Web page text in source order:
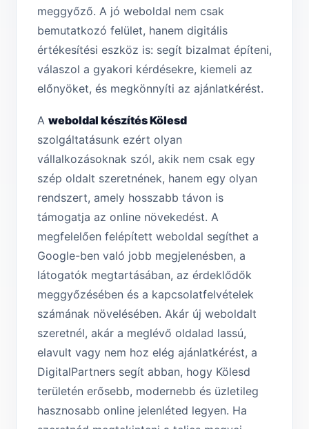
meggyőző. A jó weboldal nem csak
bemutatkozó felület, hanem digitális
értékesítési eszköz is: segít bizalmat építeni,
válaszol a gyakori kérdésekre, kiemeli az
előnyöket, és megkönnyíti az ajánlatkérést.
A weboldal készítés Kölesd
szolgáltatásunk ezért olyan
vállalkozásoknak szól, akik nem csak egy
szép oldalt szeretnének, hanem egy olyan
rendszert, amely hosszabb távon is
támogatja az online növekedést. A
megfelelően felépített weboldal segíthet a
Google-ben való jobb megjelenésben, a
látogatók megtartásában, az érdeklődők
meggyőzésében és a kapcsolatfelvételek
számának növelésében. Akár új weboldalt
szeretnél, akár a meglévő oldalad lassú,
elavult vagy nem hoz elég ajánlatkérést, a
DigitalPartners segít abban, hogy Kölesd
területén erősebb, modernebb és üzletileg
hasznosabb online jelenléted legyen. Ha